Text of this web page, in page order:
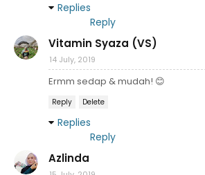
Replies
Reply
Vitamin Syaza (VS)
14 July, 2019
Ermm sedap & mudah! 😊
Reply Delete
Replies
Reply
Azlinda